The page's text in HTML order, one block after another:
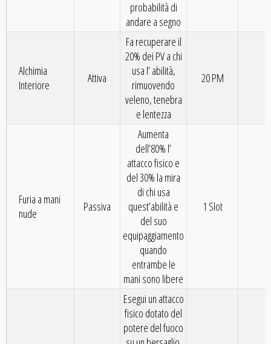
probabilità di
andare a segno
Alchimia
Interiore
Attiva
Fa recuperare il
20% dei PV a chi
usa l’ abilità,
rimuovendo
veleno, tenebra
e lentezza
20 PM
Furia a mani
nude
Passiva
Aumenta
dell’80% l’
attacco fisico e
del 30% la mira
di chi usa
quest’abilità e
del suo
equipaggiamento
quando
entrambe le
mani sono libere
1 Slot
Esegui un attacco
fisico dotato del
potere del fuoco